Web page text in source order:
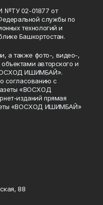
№ТУ 02-01877 от
службы по
технологий и
Башкортостан.
а также фото-, видео-,
авторского и
ИШИМБАЙ».
согласованию с
«ВОСХОД
изданий прямая
«ВОСХОД ИШИМБАЙ»
88